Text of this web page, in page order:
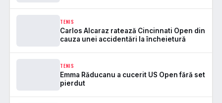
TENIS
Carlos Alcaraz ratează Cincinnati Open din
cauza unei accidentări la încheietură
TENIS
Emma Răducanu a cucerit US Open fără set
pierdut